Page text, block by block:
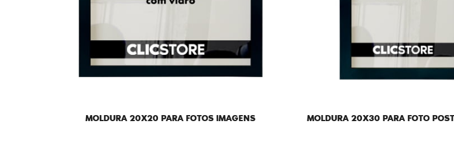
MOLDURA 20X20 PARA FOTOS IMAGENS MOLDURA 20X30 PARA FOTO